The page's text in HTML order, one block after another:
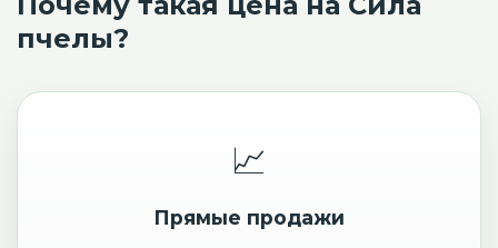
пчелы?
📈
Прямые продажи